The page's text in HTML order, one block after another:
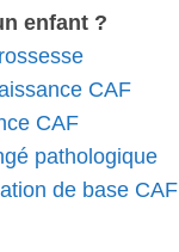
enfant ?
CAF
CAF
pathologique
de base CAF